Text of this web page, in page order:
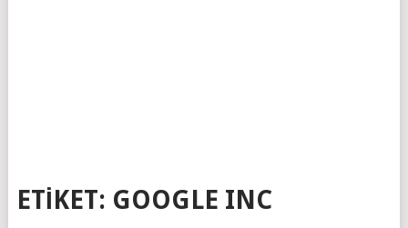
ETIKET: GOOGLE INC